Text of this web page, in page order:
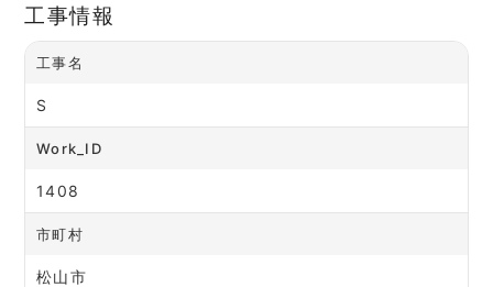
工事情報
工事名
S
Work_ID
1408
市町村
松山市